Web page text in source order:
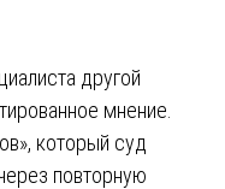
другой
мнение.
который суд
повторную